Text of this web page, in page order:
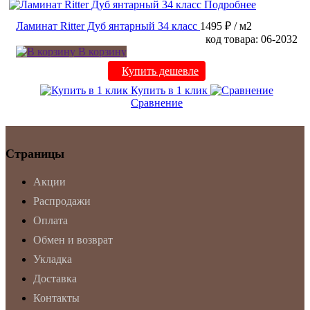
Подробнее
Ламинат Ritter Дуб янтарный 34 класс 1495 ₽ / м2
код товара: 06-2032
В корзину
Купить дешевле
Купить в 1 клик
Сравнение
Страницы
Акции
Распродажи
Оплата
Обмен и возврат
Укладка
Доставка
Контакты